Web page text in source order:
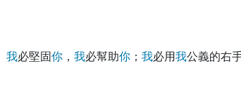
我必堅固你 ， 我必幫助你 ； 我必用我公義的右